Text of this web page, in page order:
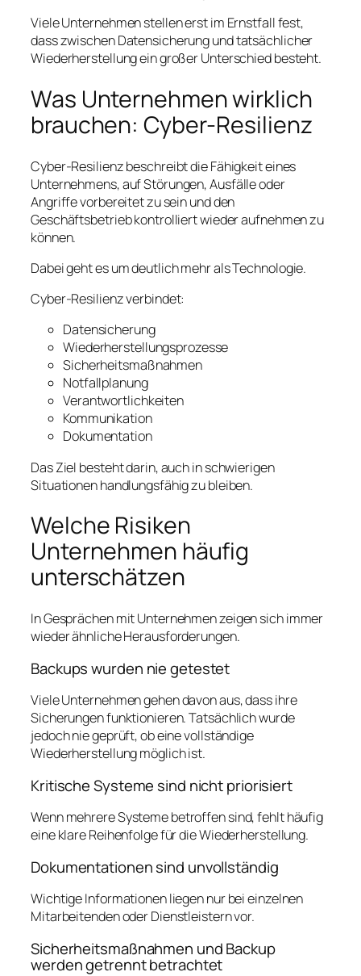
Viele Unternehmen stellen erst im Ernstfall fest,
dass zwischen Datensicherung und tatsächlicher
Wiederherstellung ein großer Unterschied besteht.
Was Unternehmen wirklich
brauchen: Cyber-Resilienz
Cyber-Resilienz beschreibt die Fähigkeit eines
Unternehmens, auf Störungen, Ausfälle oder
Angriffe vorbereitet zu sein und den
Geschäftsbetrieb kontrolliert wieder aufnehmen zu
können.
Dabei geht es um deutlich mehr als Technologie.
Cyber-Resilienz verbindet:
Datensicherung
Wiederherstellungsprozesse
Sicherheitsmaßnahmen
Notfallplanung
Verantwortlichkeiten
Kommunikation
Dokumentation
Das Ziel besteht darin, auch in schwierigen
Situationen handlungsfähig zu bleiben.
Welche Risiken
Unternehmen häufig
unterschätzen
In Gesprächen mit Unternehmen zeigen sich immer
wieder ähnliche Herausforderungen.
Backups wurden nie getestet
Viele Unternehmen gehen davon aus, dass ihre
Sicherungen funktionieren. Tatsächlich wurde
jedoch nie geprüft, ob eine vollständige
Wiederherstellung möglich ist.
Kritische Systeme sind nicht priorisiert
Wenn mehrere Systeme betroffen sind, fehlt häufig
eine klare Reihenfolge für die Wiederherstellung.
Dokumentationen sind unvollständig
Wichtige Informationen liegen nur bei einzelnen
Mitarbeitenden oder Dienstleistern vor.
Sicherheitsmaßnahmen und Backup
werden getrennt betrachtet